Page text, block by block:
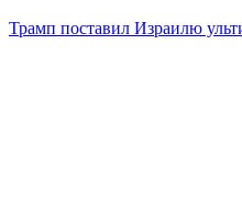
Трамп поставил Израилю